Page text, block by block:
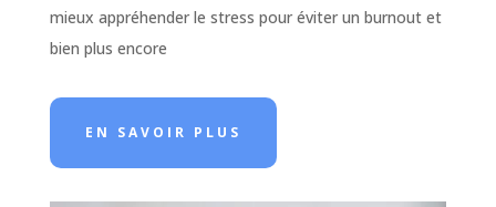
mieux appréhender le stress pour éviter un burnout et
bien plus encore
EN SAVOIR PLUS